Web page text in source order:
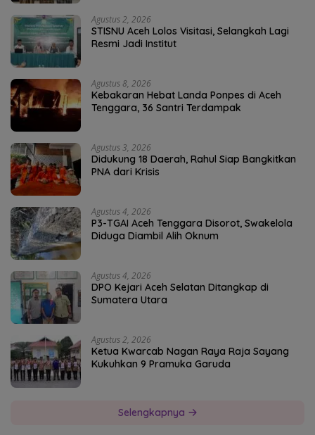
Agustus 2, 2026
STISNU Aceh Lolos Visitasi, Selangkah Lagi
Resmi Jadi Institut
Agustus 8, 2026
Kebakaran Hebat Landa Ponpes di Aceh
Tenggara, 36 Santri Terdampak
Agustus 3, 2026
Didukung 18 Daerah, Rahul Siap Bangkitkan
PNA dari Krisis
Agustus 4, 2026
P3-TGAI Aceh Tenggara Disorot, Swakelola
Diduga Diambil Alih Oknum
Agustus 4, 2026
DPO Kejari Aceh Selatan Ditangkap di
Sumatera Utara
Agustus 2, 2026
Ketua Kwarcab Nagan Raya Raja Sayang
Kukuhkan 9 Pramuka Garuda
Selengkapnya